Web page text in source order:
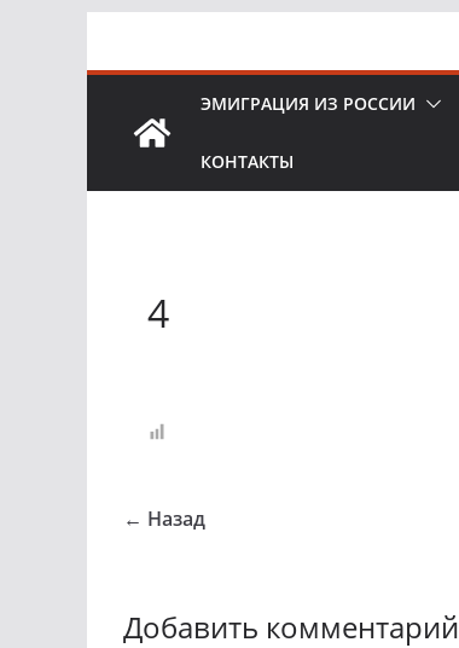
содержимомуЭМИГРАЦИЯ ИЗ РОССИИ
КОНТАКТЫ
4
← Назад
Добавить комментарий